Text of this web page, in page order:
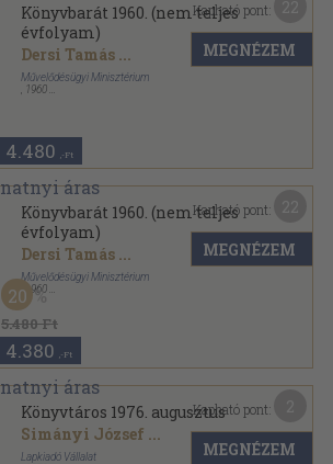
Könyvbarát 1960. (nem teljes
évfolyam)
Dersi Tamás ...
Művelődésügyi Minisztérium
1960
4.480 ,-Ft
Kapható pont:
MEGNÉZEM
Könyvbarát 1960. (nem teljes
évfolyam)
Dersi Tamás ...
Művelődésügyi Minisztérium
, 1960
Tűzött kötés
Könyvbarát sorozat
5.480 Ft
20
4.380 ,-Ft
Kapható pont:
MEGNÉZEM
Könyvtáros 1976. augusztus
Simányi József ...
Lapkiadó Vállalat
Kapható pont:
MEGNÉZEM